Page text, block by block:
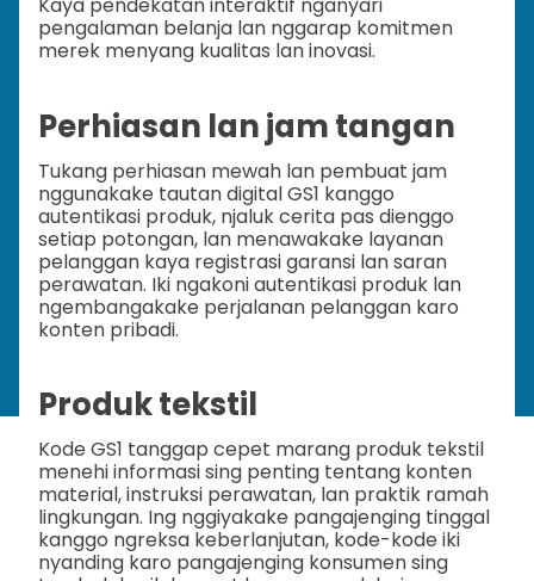
Kaya pendekatan interaktif nganyari
pengalaman belanja lan nggarap komitmen
merek menyang kualitas lan inovasi.
Perhiasan lan jam tangan
Tukang perhiasan mewah lan pembuat jam
nggunakake tautan digital GS1 kanggo
autentikasi produk, njaluk cerita pas dienggo
setiap potongan, lan menawakake layanan
pelanggan kaya registrasi garansi lan saran
perawatan. Iki ngakoni autentikasi produk lan
ngembangakake perjalanan pelanggan karo
konten pribadi.
Produk tekstil
Kode GS1 tanggap cepet marang produk tekstil
menehi informasi sing penting tentang konten
material, instruksi perawatan, lan praktik ramah
lingkungan. Ing nggiyakake pangajenging tinggal
kanggo ngreksa keberlanjutan, kode-kode iki
nyanding karo pangajenging konsumen sing